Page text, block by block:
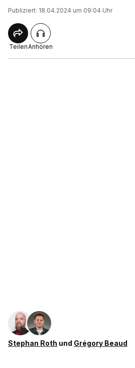
Publiziert: 18.04.2024 um 09:04 Uhr
TeilenAnhören
Stephan Roth und Grégory Beaud